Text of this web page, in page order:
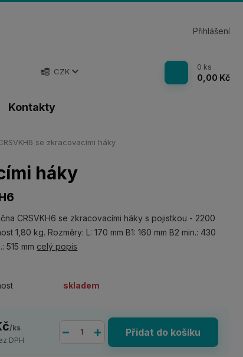
Kontakty
CZK
Přihlášení
0 ks
0,00 Kč
se zkracovacími háky
háky
CRSVKH6 se zkracovacími háky s pojistkou - 2200
1,80 kg. Rozměry: L: 170 mm B1: 160 mm B2 min.: 430
515 mm celý popis
skladem
/ks
DPH
Přidat do košíku